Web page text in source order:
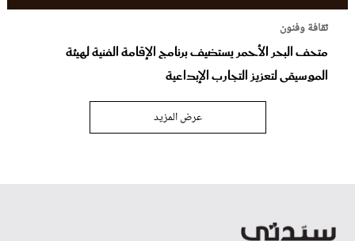
ثقافة وفنون
متحف البحر الأحمر يستضيف برنامج الإقامة الفنية لهيئة
الموسيقى لتعزيز التجارب الإبداعية
عرض المزيد